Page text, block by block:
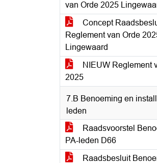
van Orde 2025
Concept
Reglement van Orde
Lingewaard
NIEUW Reglement
2025
7.B Benoeming en
leden
Raadsvoorstel
PA-leden D66
Raadsbesluit